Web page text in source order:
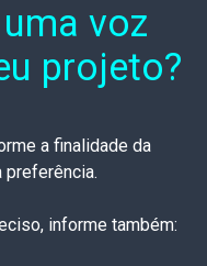
voz
projeto?
a finalidade da
preferência.
informe também: